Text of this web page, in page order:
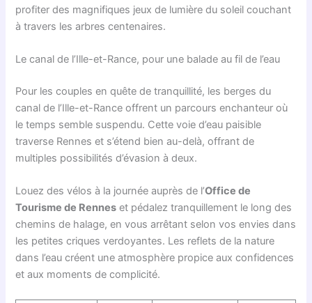
profiter des magnifiques jeux de lumière du soleil couchant
à travers les arbres centenaires.
Le canal de l’Ille-et-Rance, pour une balade au fil de l’eau
Pour les couples en quête de tranquillité, les berges du
canal de l’Ille-et-Rance offrent un parcours enchanteur où
le temps semble suspendu. Cette voie d’eau paisible
traverse Rennes et s’étend bien au-delà, offrant de
multiples possibilités d’évasion à deux.
Louez des vélos à la journée auprès de l’Office de
Tourisme de Rennes et pédalez tranquillement le long des
chemins de halage, en vous arrêtant selon vos envies dans
les petites criques verdoyantes. Les reflets de la nature
dans l’eau créent une atmosphère propice aux confidences
et aux moments de complicité.